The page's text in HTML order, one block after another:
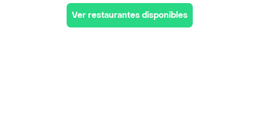
Ver restaurantes disponibles